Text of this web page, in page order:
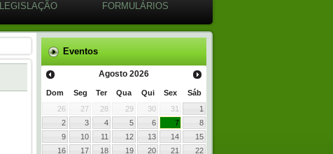
LEGISLAÇÃO FORMULÁRIOS
Eventos
Agosto 2026
Dom Seg Ter Qua Qui Sex
Sáb
26
27 28 29 30 31
1
2
3 4 5 6 7
8
9
10 11 12 13 14
15
16
17 18 19 20 21
22